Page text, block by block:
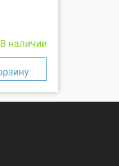
В наличии